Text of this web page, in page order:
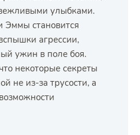
улыбками.
Эммы становится
агрессии,
ужин в поле боя.
некоторые секреты
не из-за трусости, а